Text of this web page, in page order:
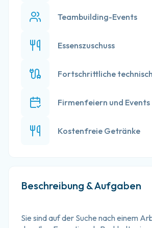
Beschreibung & Aufgaben
Sie sind auf der Suche nach einem
Teambuilding-Events
Essenszuschuss
Fortschrittliche
Firmenfeiern und Events
Kostenfreie Getränke